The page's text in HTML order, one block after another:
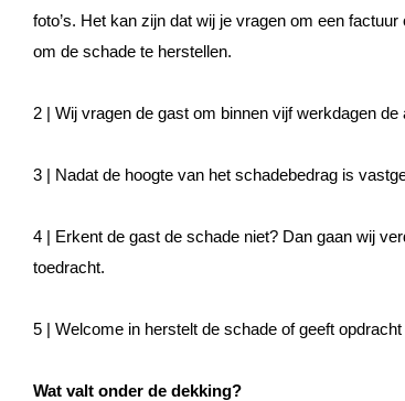
foto’s. Het kan zijn dat wij je vragen om een
om de schade te herstellen.
2 | Wij vragen de gast om binnen vijf werkdagen
3 | Nadat de hoogte van het schadebedrag is
4 |
Erkent de gast de schade niet? Dan gaan wij
toedracht.
5 | Welcome in herstelt de schade of geeft opdracht
Wat valt onder de dekking?